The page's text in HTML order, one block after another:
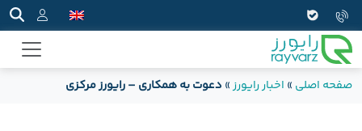
صفحه اصلی » اخبار رایورز» دعوت به همکاری – رایورز مرکزی